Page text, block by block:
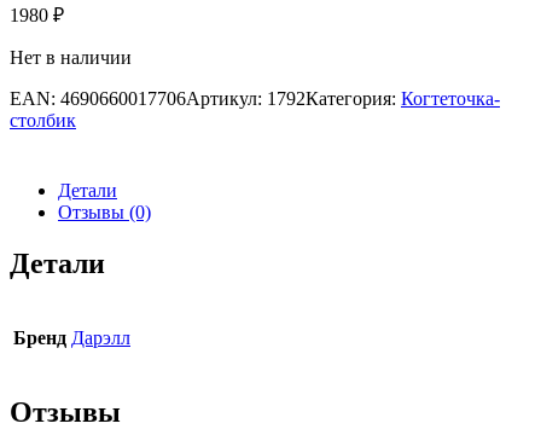
1980 ₽
Нет в наличии
EAN: 4690660017706Артикул: 1792Категория: Когтеточка-
столбик
Детали
Отзывы (0)
Детали
Бренд Дарэлл
Отзывы